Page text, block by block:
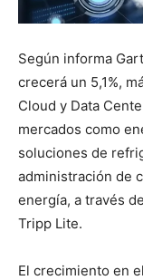
Según informa
crecerá un 5,1%,
Cloud y Data
mercados como
soluciones de
administración de
energía, a través
Tripp Lite.
El crecimiento en